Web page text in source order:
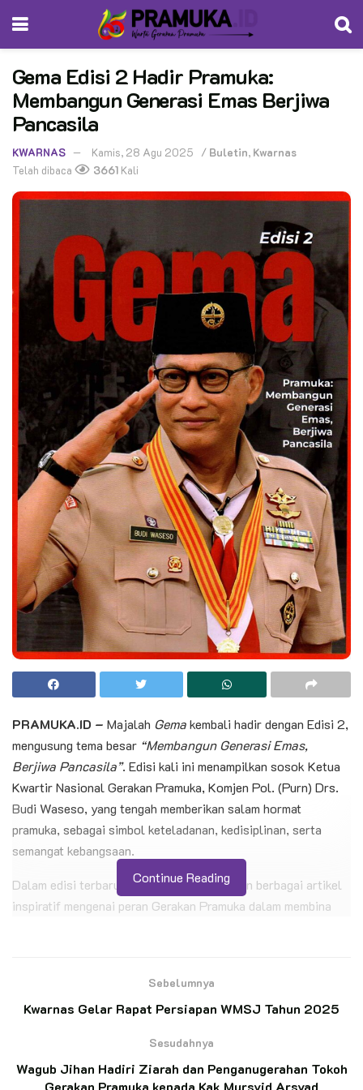
Gema Edisi 2 Hadir Pramuka:
Membangun Generasi Emas Berjiwa
Pancasila
KWARNAS Kamis, 28 Agu 2025 / Buletin, Kwarnas
Telah dibaca
3661 Kali
PRAMUKA.ID – Majalah Gemakembali hadir dengan Edisi 2,
mengusung tema besar “Membangun Generasi Emas,
Berjiwa Pancasila”. Edisi kali ini menampilkan sosok Ketua
Kwartir Nasional Gerakan Pramuka, Komjen Pol. (Purn) Drs.
Budi Waseso, yang tengah memberikan salam hormat
pramuka, sebagai simbol keteladanan, kedisiplinan, serta
semangat kebangsaan.
Dalam edisi terbaru ini,Gemamenghadirkan berbagai artikel
inspiratif mengenai peran Gerakan Pramuka dalam membina
insan yang mandiri, berkarakter, serta siap menghadapi
tantangan zaman.
Continue Reading
Sebelumnya
Kwarnas Gelar Rapat Persiapan WMSJ Tahun 2025
Sesudahnya
Wagub Jihan Hadiri Ziarah dan Penganugerahan Tokoh
Gerakan Pramuka kepada Kak Mursyid Arsyad